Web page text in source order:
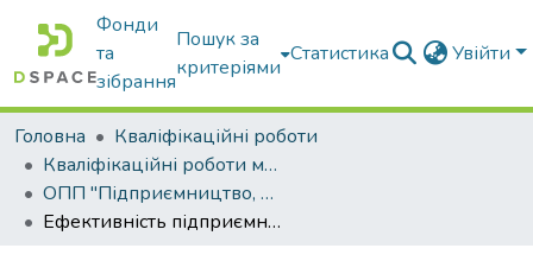
Фонди
та
зібрання
Пошук за
критеріями
Статистика Увійти
Головна
Кваліфікаційні роботи
Кваліфікаційні роботи магістрів
ОПП "Підприємництво, торгівля та біржова діяльність"
Ефективність підприємницької діяльності сільськогосподарських підприємств